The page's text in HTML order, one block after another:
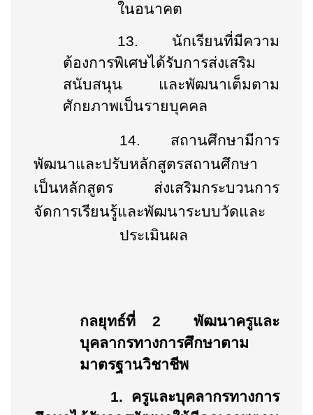
ในอนาคต
13.
นักเรียนที่มีความ
ต้องการพิเศษได้รับการส่งเสริม
สนับสนุน และพัฒนาเต็มตาม
ศักยภาพเป็นรายบุคคล
14.
สถานศึกษามีการ
พัฒนาและปรับหลักสูตรสถานศึกษา
เป็นหลักสูตร ส่งเสริมกระบวนการ
จัดการเรียนรู้และพัฒนาระบบวัดและ
ประเมินผล
กลยุทธ์ที่ 2
พัฒนาครูและ
บุคลากรทางการศึกษาตาม
มาตรฐานวิชาชีพ
1. ครูและบุคลากรทางการ